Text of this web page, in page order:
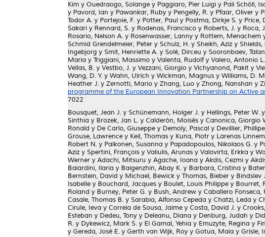
Kim y Ouedraogo, Solange y Paggiaro, Pier Luigi y Pali Schöll,
y Pavord, Ian y Pawankar, Ruby y Pengelly, R. y Pfaar, Oliver y
Todor A. y Portejoie, F. y Potter, Paul y Postma, Dirkje S. y Price,
Sakari y Rennard, S. y Rodenas, Francisco y Roberts, J. y Roca,
Rosario, Nelson A. y Rosenwasser, Lanny y Rottem, Menachem
Schmid Grendelmeier, Peter y Schulz, H. y Sheikh, Aziz y Shields,
Ingebjorg y Smit, Henriette A. y Solé, Dirceu y Sooronbaev,
Maria y Triggiani, Massimo y Valenta, Rudolfy Valero, Antonio L.
Vellas, B. y Vestbo, J. y Vezzani, Giorgio y Vichyanond, Pakit y
Wang, D. Y. y Wahn, Ulrich y Wickman, Magnus y Williams, D.
Heather J. y Zernotti, Mario y Zhang, Luo y Zhong, Nanshan y
programme of the European Innovation Partnership on Active
7022
Bousquet, Jean J. y Schünemann, Holger J. y Hellings, Peter W. y
Sinthia y Brozek, Jan L. y Calderón, Moisés y Canonica, Giorgio
Ronald y De Carlo, Giuseppe y Demoly, Pascal y Devillier, Phillipe
Grouse, Lawrence y Keil, Thomas y Kuna, Piotr y Larenas
Robert N. y Palkonen, Susanna y Papadopoulos, Nikolaos G. y
Aziz y Spertini, François y Valiulis, Arunas y Valovirta, Erkka y
Werner y Adachi, Mitsuru y Agache, Ioana y Akdis, Cezmi y
Baiardini, Ilaria y Baigenzhin, Abay K. y Barbara, Cristina y
Bernstein, David y Michael, Bewick y Thomas, Bieber y Bindslev
Isabelle y Bouchard, Jacques y Boulet, Louis Philippe y Bourret,
Roland y Burney, Peter G. y Bush, Andrew y Caballero Fonseca,
Casale, Thomas B. y Sarabia, Alfonso Cepeda y Chatzi, Leda y
Cirule, Ieva y Correia de Sousa, Jaime y Costa, David J. y
Esteban y Dedeu, Tony y Deleanu, Diana y Denburg, Judah y
R. y Dykewicz, Mark S. y El Gamal, Yehia y Emuzyte, Regina y
y Gereda, José E. y Gerth van Wijk, Roy y Gotua, Maia y Grisle,